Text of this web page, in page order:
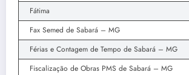
Fátima
Fax Semed de Sabará – MG
Férias e Contagem de Tempo de Sabará – MG
Fiscalização de Obras PMS de Sabará – MG